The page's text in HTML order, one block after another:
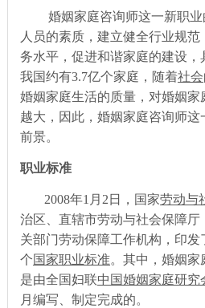
婚姻家庭咨询师这一新职
人员的素质，建立健全行业规
务水平，促进和谐家庭的建设，
我国约有3.7亿个家庭，随着社会
婚姻家庭生活的质量，对婚姻
越大，因此，婚姻家庭咨询师
前景。
职业标准
2008年1月2日，国家劳动与
治区、直辖市劳动与社会保障
关部门劳动保障工作机构，印发
个国家职业标准。其中，婚姻家
是由全国妇联中国婚姻家庭研究
月编写、制定完成的。